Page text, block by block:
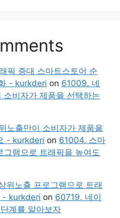
픽 증대 스마트스토어 순
- kurkderi on 61009. 네
소비자가 제품을 선택하는
노출만이 소비자가 제품을
- kurkderi on 61004. 스마
그램으로 트래픽을 높여도
위노출 프로그램으로 트래
- kurkderi on 60719. 네이
계를 알아보자